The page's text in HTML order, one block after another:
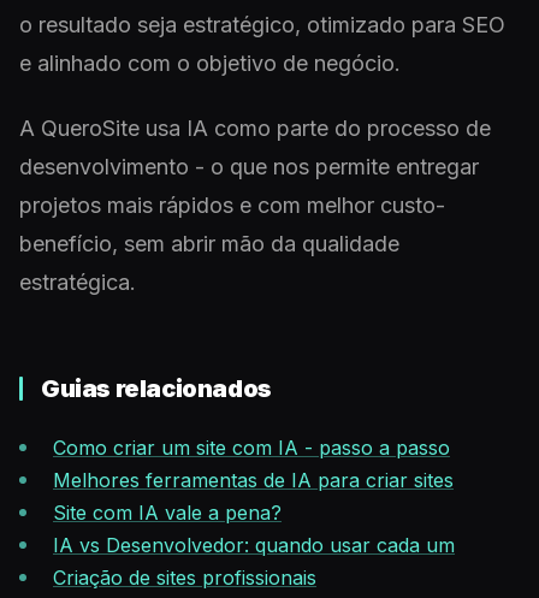
o resultado seja estratégico, otimizado para SEO
e alinhado com o objetivo de negócio.
A QueroSite usa IA como parte do processo de
desenvolvimento - o que nos permite entregar
projetos mais rápidos e com melhor custo-
benefício, sem abrir mão da qualidade
estratégica.
Guias relacionados
Como criar um site com IA - passo a passo
Melhores ferramentas de IA para criar sites
Site com IA vale a pena?
IA vs Desenvolvedor: quando usar cada um
Criação de sites profissionais